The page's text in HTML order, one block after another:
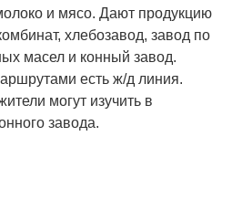
и мясо. Дают продукцию
хлебозавод, завод по
масел и конный завод.
есть ж/д линия.
могут изучить в
завода.